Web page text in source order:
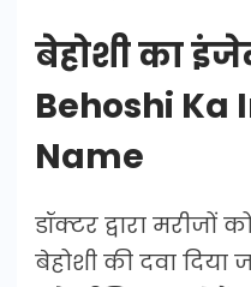
बेहोशी का
Behoshi Ka
Name
डॉक्टर द्वारा
बेहोशी की दवा दिया